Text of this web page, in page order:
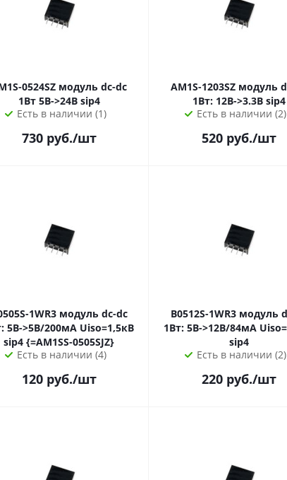
0524SZ модуль dc-dc
1Вт 5В->24В sip4
Есть в наличии (1)
730руб./шт
AM1S-1203SZ модуль dc-dc
1Вт: 12В->3.3В sip4
Есть в наличии (2)
520руб./шт
1WR3 модуль dc-dc
>5В/200мА Uiso=1,5кВ
sip4 {=AM1SS-0505SJZ}
Есть в наличии (4)
120руб./шт
B0512S-1WR3 модуль dc-dc
1Вт: 5В->12В/84мА Uiso=1,5кВ
sip4
Есть в наличии (2)
220руб./шт